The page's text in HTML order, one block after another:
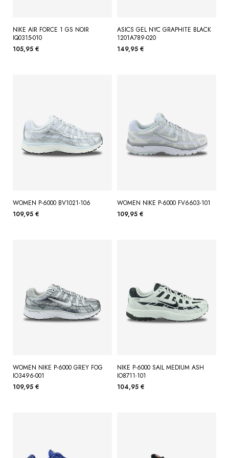
NIKE AIR FORCE 1 GS NOIR
IQ0315-010
105,95 €
ASICS GEL NYC GRAPHITE BLACK
1201A789-020
149,95 €
WOMEN P-6000 BV1021-106
109,95 €
WOMEN NIKE P-6000 FV6603-101
109,95 €
WOMEN NIKE P-6000 GREY FOG
IO3496-001
109,95 €
NIKE P-6000 SAIL MEDIUM ASH
IO8711-101
104,95 €